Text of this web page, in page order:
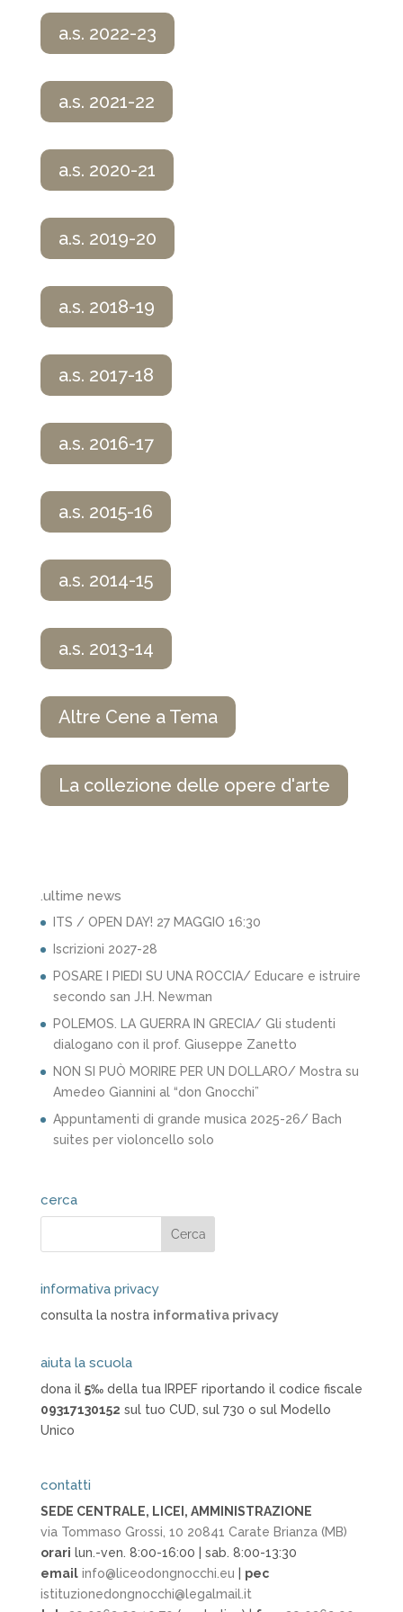
a.s. 2022-23
a.s. 2021-22
a.s. 2020-21
a.s. 2019-20
a.s. 2018-19
a.s. 2017-18
a.s. 2016-17
a.s. 2015-16
a.s. 2014-15
a.s. 2013-14
Altre Cene a Tema
La collezione delle opere d'arte
.ultime news
ITS / OPEN DAY! 27 MAGGIO 16:30
Iscrizioni 2027-28
POSARE I PIEDI SU UNA ROCCIA/ Educare e istruire
secondo san J.H. Newman
POLEMOS. LA GUERRA IN GRECIA/ Gli studenti
dialogano con il prof. Giuseppe Zanetto
NON SI PUÒ MORIRE PER UN DOLLARO/ Mostra su
Amedeo Giannini al “don Gnocchi”
Appuntamenti di grande musica 2025-26/ Bach
suites per violoncello solo
cerca
informativa privacy
consulta la nostra informativa privacy
aiuta la scuola
dona il 5‰della tua IRPEF riportando il codice fiscale
09317130152 sul tuo CUD, sul 730 o sul Modello
Unico
contatti
SEDE CENTRALE, LICEI, AMMINISTRAZIONE
via Tommaso Grossi, 10 20841 Carate Brianza (MB)
orari lun.-ven. 8:00-16:00 | sab. 8:00-13:30
email info@liceodongnocchi.eu | pec
istituzionedongnocchi@legalmail.it